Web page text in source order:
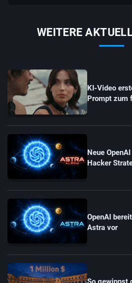
WEITERE
KI-Video
Prompt zum
Neue
Hacker
OpenAI
Astra vor